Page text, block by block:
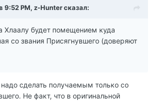
9:52 PM, z-Hunter сказал:
Хлаалу будет помещением куда
со звания Присягнувшего (доверяют
сделать получаемым только со
Не факт, что в оригинальной